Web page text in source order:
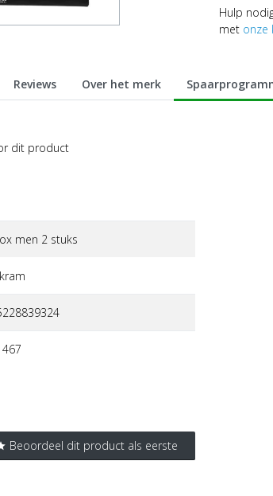
Hulp
met onze
Reviews Over het merk
dit product
men 2 stuks
Beoordeel dit product als eerste